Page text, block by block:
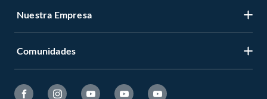
Nuestra Empresa
Comunidades